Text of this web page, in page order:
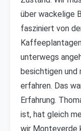
über wackelige
fasziniert von
unterwegs
besichtigen und
erfahren. Das
Erfahrung.
ist, hat gleich
wir Monteverde